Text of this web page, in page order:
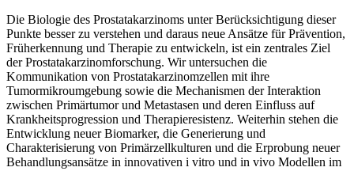
Die Biologie des Prostatakarzinoms unter Berücksichtigung dieser
Punkte besser zu verstehen und daraus neue Ansätze für Prävention,
Früherkennung und Therapie zu entwickeln, ist ein zentrales Ziel
der Prostatakarzinomforschung. Wir untersuchen die
Kommunikation von Prostatakarzinomzellen mit ihre
Tumormikroumgebung sowie die Mechanismen der Interaktion
zwischen Primärtumor und Metastasen und deren Einfluss auf
Krankheitsprogression und Therapieresistenz. Weiterhin stehen die
Entwicklung neuer Biomarker, die Generierung und
Charakterisierung von Primärzellkulturen und die Erprobung neuer
Behandlungsansätze in innovativen i vitro und in vivo Modellen im